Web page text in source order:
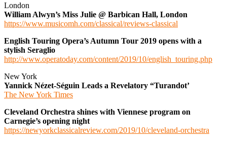
London
William Alwyn’s Miss Julie @ Barbican Hall, London
https://www.musicomh.com/classical/reviews-classical
English Touring Opera’s Autumn Tour 2019 opens with a
stylish Seraglio
http://www.operatoday.com/content/2019/10/english_touring.php
New York
Yannick Nézet-Séguin Leads a Revelatory “Turandot’
The New York Times
Cleveland Orchestra shines with Viennese program on
Carnegie’s opening night
https://newyorkclassicalreview.com/2019/10/cleveland-orchestra